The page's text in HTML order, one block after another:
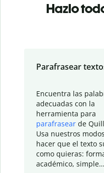
Hazlo
Parafrasear
Encuentra las
adecuadas con la
herramienta para
parafrasear de
Usa nuestros
hacer que el texto
como quieras:
académico, simple…